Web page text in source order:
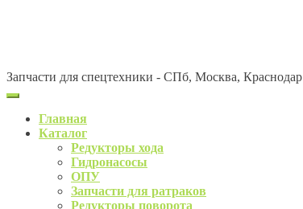
Запчасти для спецтехники - СПб, Москва, Краснодар
Главная
Каталог
Редукторы хода
Гидронасосы
ОПУ
Запчасти для ратраков
Редукторы поворота